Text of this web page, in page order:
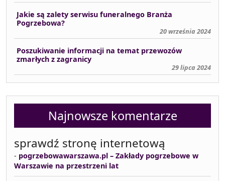
Jakie są zalety serwisu funeralnego Branża
Pogrzebowa?
20 września 2024
Poszukiwanie informacji na temat przewozów
zmarłych z zagranicy
29 lipca 2024
Najnowsze komentarze
sprawdź stronę internetową
- pogrzebowawarszawa.pl – Zakłady pogrzebowe w
Warszawie na przestrzeni lat